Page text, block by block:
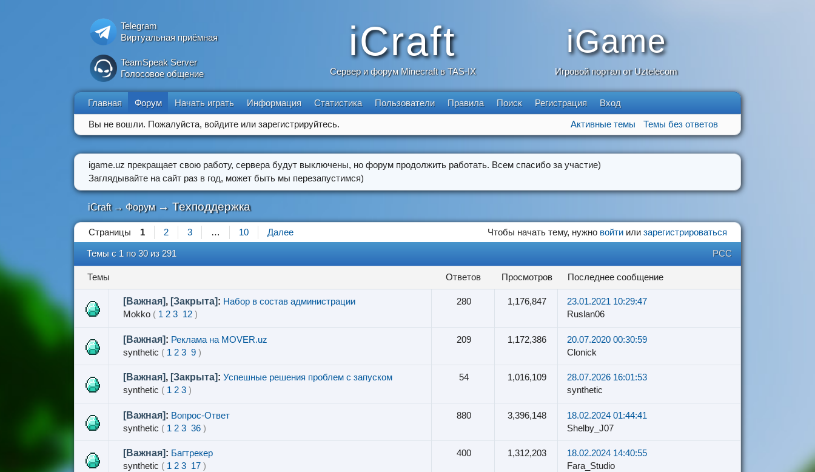
Telegram
Виртуальная приёмная
TeamSpeak Server
Голосовое общение
iCraft
Сервер и форум Minecraft в TAS-IX
iGame
Игровой портал от Uztelecom
Главная Форум Начать играть Информация Статистика Пользователи Правила Поиск Регистрация Вход
Вы не вошли. Пожалуйста, войдите или зарегистрируйтесь. Активные темы Темы без ответов
igame.uz прекращает свою работу, сервера будут выключены, но форум продолжить работать. Всем спасибо за участие)
Заглядывайте на сайт раз в год, может быть мы перезапустимся)
iCraft → Форум →Техподдержка
Страницы 1 2 3 … 10 Далее Чтобы начать тему, нужно войтиили зарегистрироваться
РСС
Темы с 1 по 30 из 291
Темы ответов просмотров последнее сообщение
[Важная], [Закрыта]: Набор в состав администрации
Mokko ( 1 2 3 12)
280 1,176,847
23.01.2021 10:29:47
Ruslan06
[Важная]: Реклама на MOVER.uz
synthetic ( 1 2 3 9)
209 1,172,386
20.07.2020 00:30:59
Clonick
[Важная], [Закрыта]: Успешные решения проблем с запуском
synthetic ( 1 2 3)
54 1,016,109
28.07.2026 16:01:53
synthetic
[Важная]: Вопрос-Ответ
synthetic ( 1 2 3 36)
880 3,396,148
18.02.2024 01:44:41
Shelby_J07
[Важная]: Багтрекер
synthetic ( 1 2 3 17)
400 1,312,203
18.02.2024 14:40:55
Fara_Studio